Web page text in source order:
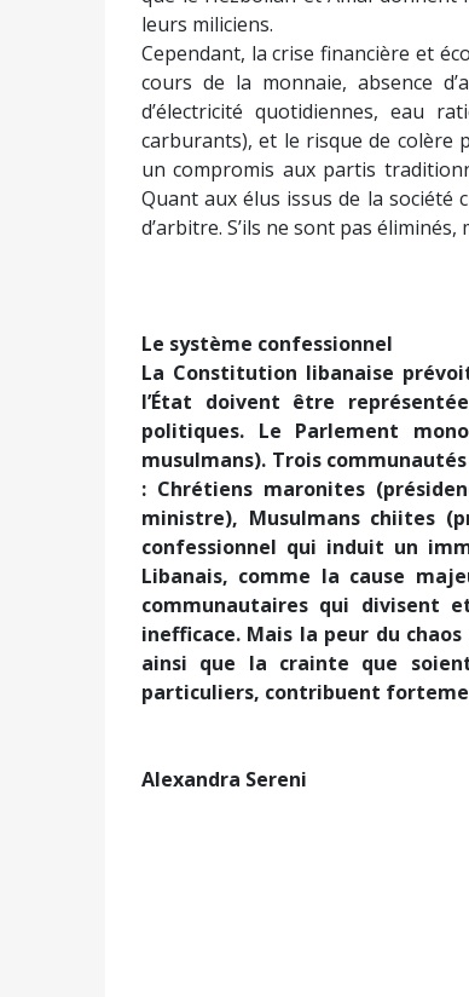
leurs miliciens.
Cependant, la crise financière et
cours de la monnaie, absence
d’électricité quotidiennes, eau
carburants), et le risque de colère
un compromis aux partis
Quant aux élus issus de la
d’arbitre. S’ils ne sont pas
Le système confessionnel
La Constitution libanaise
l’État doivent être
politiques. Le Parlement
musulmans). Trois
: Chrétiens maronites
ministre), Musulmans chiites
confessionnel qui induit un
Libanais, comme la cause
communautaires qui divisent
inefficace. Mais la peur du
ainsi que la crainte que
particuliers, contribuent
Alexandra Sereni